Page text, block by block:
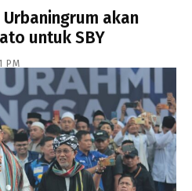
akan
untuk SBY
PM